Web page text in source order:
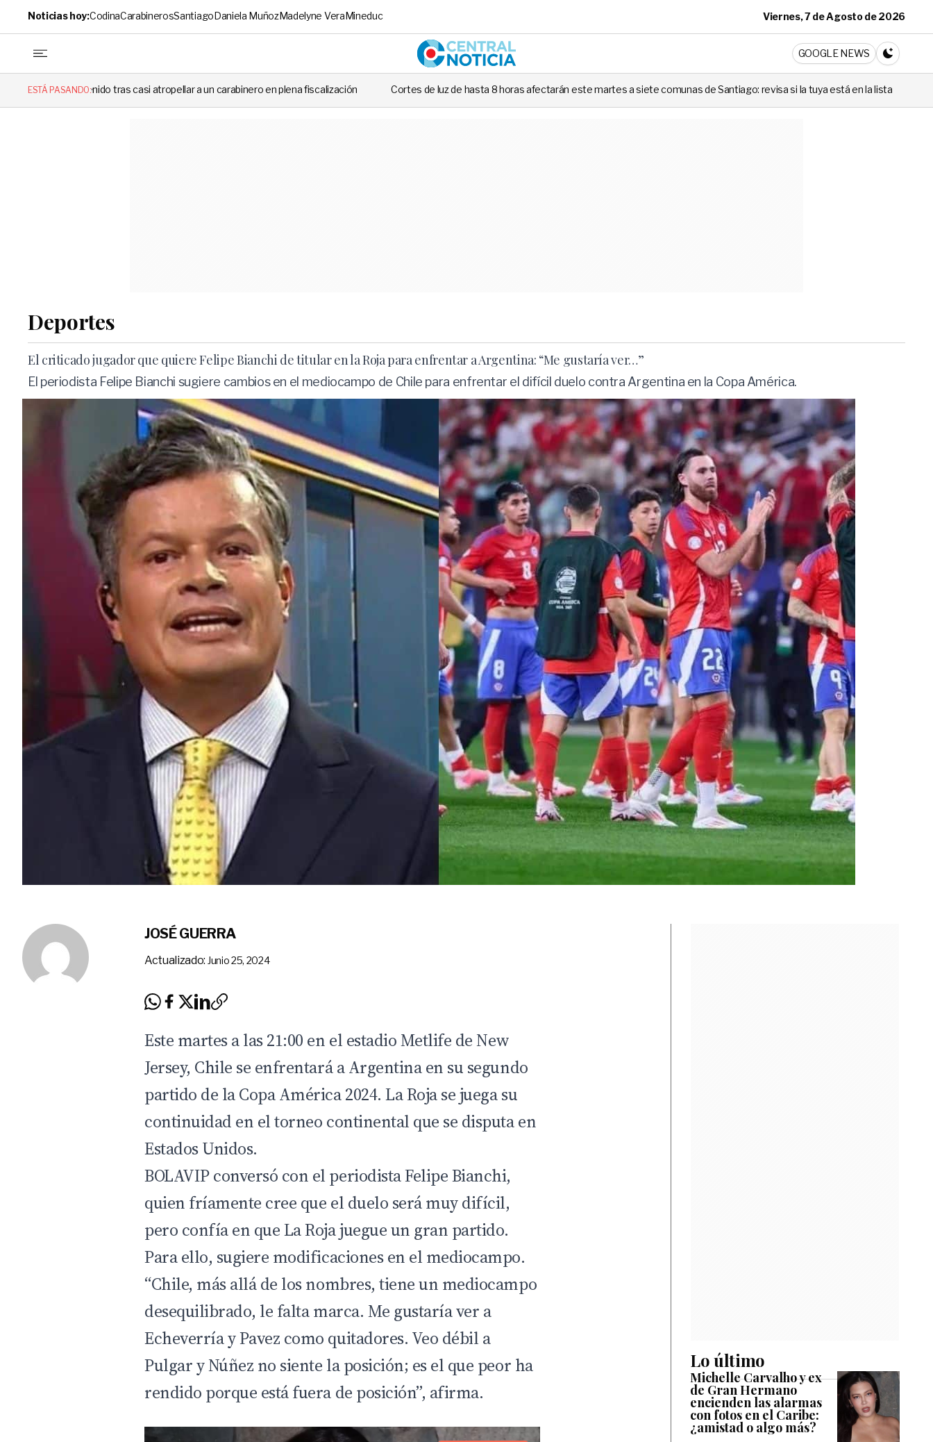
Noticias hoy:CodinaCarabinerosSantiagoDaniela MuñozMadelyne VeraMineduc Viernes, 7 de Agosto de 2026
Central Noticia
GOOGLE NEWS
CAMBIA A
ESTÁ PASANDO:
casi atropellar a un carabinero en plena fiscalización Cortes de luz de hasta 8 horas afectarán este martes a siete comunas de Santiago: revisa si la tuya está en la lista Codina no lo negó: la
Deportes
El criticado jugador que quiere Felipe Bianchi de titular en la Roja para enfrentar a Argentina: “Me gustaría ver…”
El periodista Felipe Bianchi sugiere cambios en el mediocampo de Chile para enfrentar el difícil duelo contra Argentina en la Copa América.
JOSÉ GUERRA
Actualizado: Junio 25, 2024
Este martes a las 21:00 en el estadio Metlife de New
Jersey, Chile se enfrentará a Argentina en su segundo
partido de laCopa América 2024. La Roja se juega su
continuidad en el torneo continental que se disputa en
Estados Unidos.
BOLAVIP conversó con el periodista Felipe Bianchi,
quien fríamente cree que el duelo será muy difícil,
pero confía en queLa Rojajuegue un gran partido.
Para ello, sugiere modificaciones en el mediocampo.
“Chile, más allá de los nombres, tiene un mediocampo
desequilibrado, le falta marca. Me gustaría ver a
Echeverría y Pavez como quitadores. Veo débil a
Pulgar y Núñez no siente la posición; es el que peor ha
rendido porque está fuera de posición”, afirma.
Lo último
Michelle Carvalho y ex
de Gran Hermano
encienden las alarmas
con fotos en el Caribe:
¿amistad o algo más?